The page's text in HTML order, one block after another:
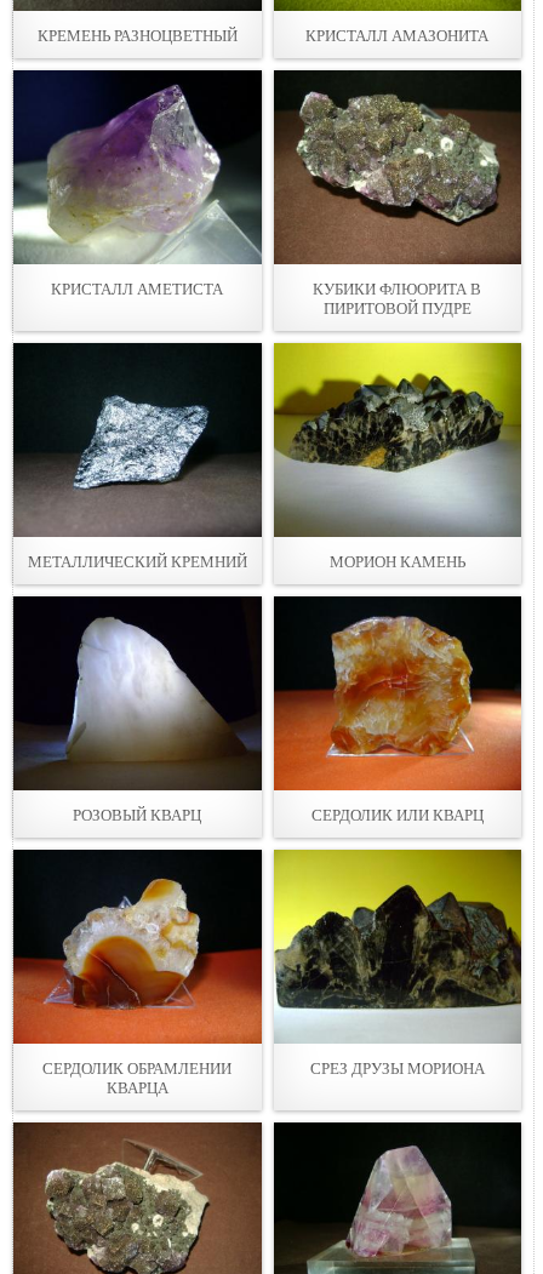
КРЕМЕНЬ РАЗНОЦВЕТНЫЙ КРИСТАЛЛ АМАЗОНИТА
КРИСТАЛЛ АМЕТИСТА
КУБИКИ ФЛЮОРИТА В
ПИРИТОВОЙ ПУДРЕ
МЕТАЛЛИЧЕСКИЙ КРЕМНИЙ МОРИОН КАМЕНЬ
РОЗОВЫЙ КВАРЦ СЕРДОЛИК ИЛИ КВАРЦ
СЕРДОЛИК ОБРАМЛЕНИИ
КВАРЦА
СРЕЗ ДРУЗЫ МОРИОНА